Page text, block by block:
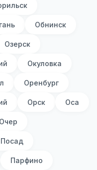
Обнинск
Озерск
Окуловка
Оренбург
Орск Оса
Очер
Парфино